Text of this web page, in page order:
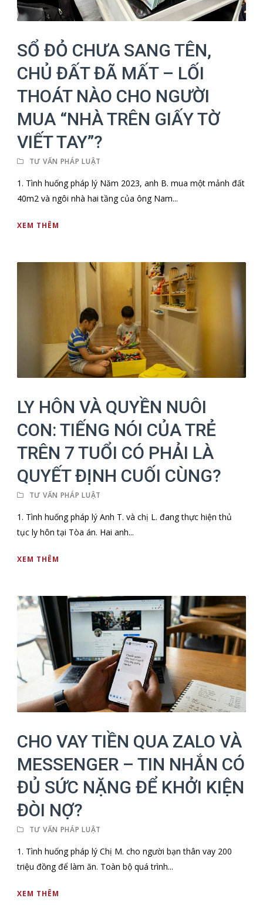
SỔ ĐỎ CHƯA SANG TÊN,
CHỦ ĐẤT ĐÃ MẤT – LỐI
THOÁT NÀO CHO NGƯỜI
MUA “NHÀ TRÊN GIẤY TỜ
VIẾT TAY”?
TƯ VẤN PHÁP LUẬT
1. Tình huống pháp lý Năm 2023, anh B. mua một mảnh đất
40m2 và ngôi nhà hai tầng của ông Nam...
XEM THÊM
LY HÔN VÀ QUYỀN NUÔI
CON: TIẾNG NÓI CỦA TRẺ
TRÊN 7 TUỔI CÓ PHẢI LÀ
QUYẾT ĐỊNH CUỐI CÙNG?
TƯ VẤN PHÁP LUẬT
1. Tình huống pháp lý Anh T. và chị L. đang thực hiện thủ
tục ly hôn tại Tòa án. Hai anh...
XEM THÊM
CHO VAY TIỀN QUA ZALO VÀ
MESSENGER – TIN NHẮN CÓ
ĐỦ SỨC NẶNG ĐỂ KHỞI KIỆN
ĐÒI NỢ?
TƯ VẤN PHÁP LUẬT
1. Tình huống pháp lý Chị M. cho người bạn thân vay 200
triệu đồng để làm ăn. Toàn bộ quá trình...
XEM THÊM